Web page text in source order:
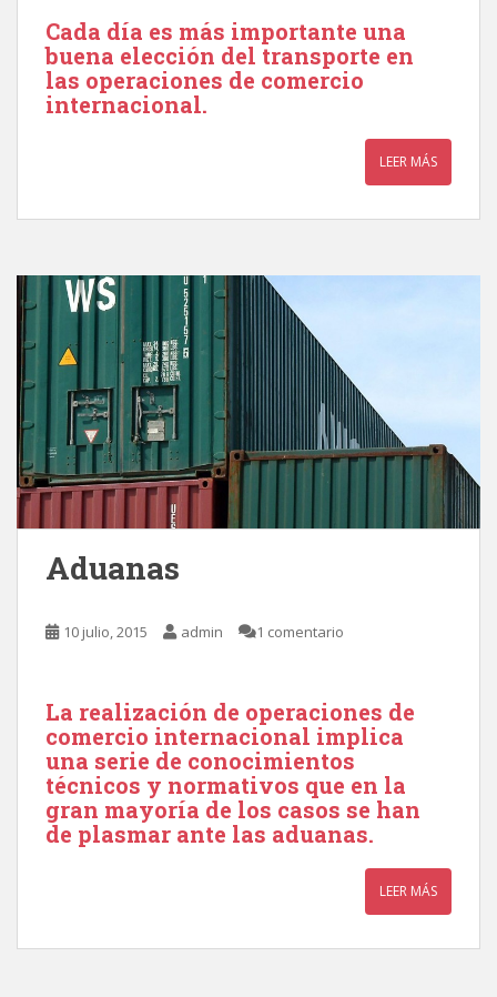
Cada día es más importante una
buena elección del transporte en
las operaciones de comercio
internacional.
LEER MÁS
Aduanas
10 julio, 2015 admin 1 comentario
La realización de operaciones de
comercio internacional implica
una serie de conocimientos
técnicos y normativos que en la
gran mayoría de los casos se han
de plasmar ante las aduanas.
LEER MÁS